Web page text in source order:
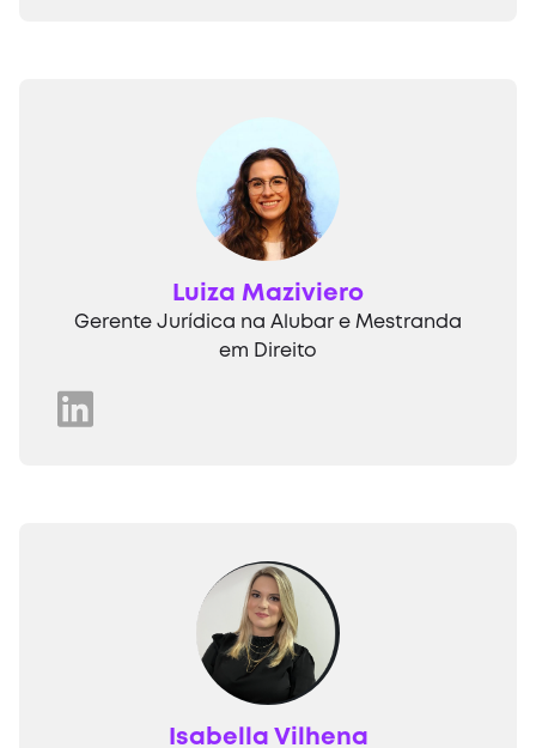
Luiza Maziviero
Gerente Jurídica na Alubar e Mestranda
em Direito
Isabella Vilhena